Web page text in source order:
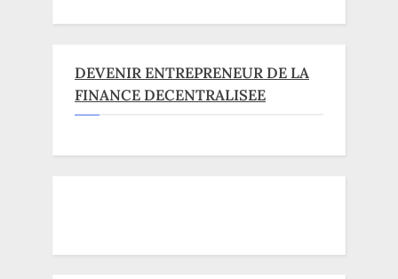
DEVENIR ENTREPRENEUR DE LA
FINANCE DECENTRALISEE